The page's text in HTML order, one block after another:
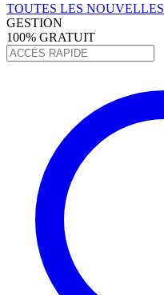
TOUTES LES NOUVELLES
GESTION
100% GRATUIT